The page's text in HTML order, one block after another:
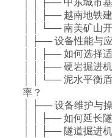
│ │ ├── 中东城市
│ │ ├── 越南地铁
│ │ └── 南美矿山
│ ├── 设备性能与
│ │ ├── 如何选择
│ │ ├── 硬岩掘进
│ │ └── 泥水平衡
率？
│ ├── 设备维护与
│ │ ├── 如何延长
│ │ ├── 隧道掘进